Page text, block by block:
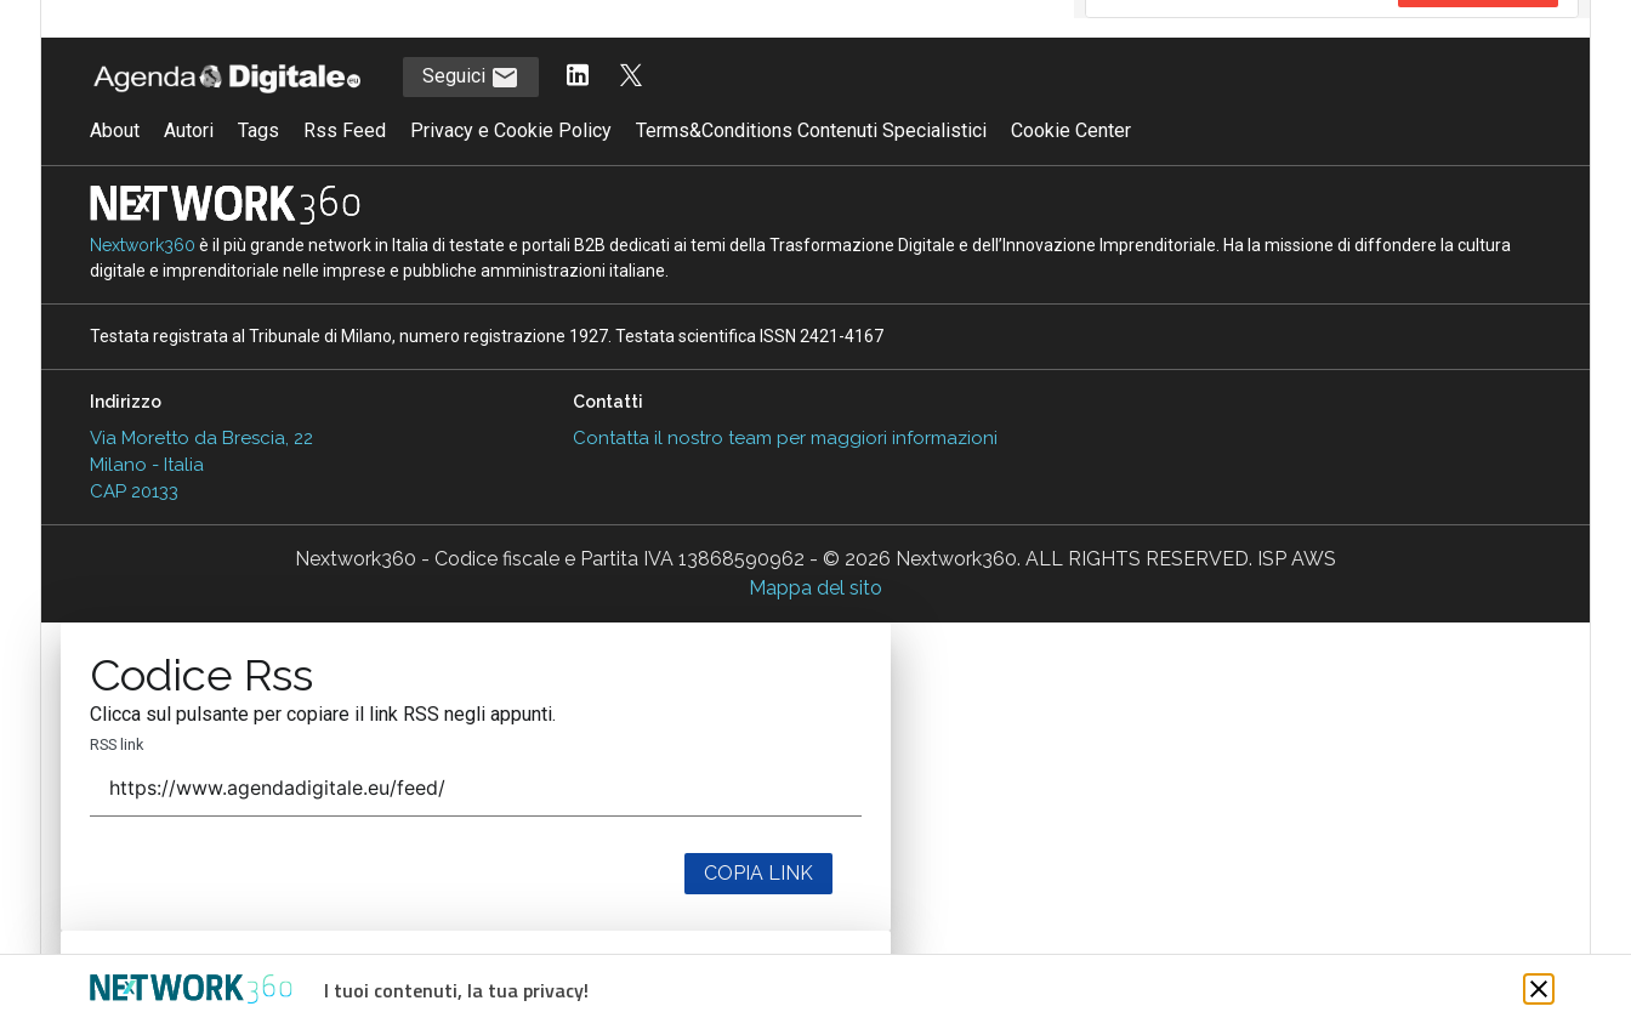
I tuoi contenuti, la tua privacy!
Seguici
About Autori Tags Rss Feed Privacy e Cookie Policy Terms&Conditions Contenuti Specialistici Cookie Center
Nextwork360 è il più grande network in Italia di testate e portali B2B dedicati ai temi della Trasformazione Digitale e dell’Innovazione Imprenditoriale. Ha la missione di diffondere la cultura
digitale e imprenditoriale nelle imprese e pubbliche amministrazioni italiane.
Testata registrata al Tribunale di Milano, numero registrazione 1927. Testata scientifica ISSN 2421-4167
Indirizzo
Via Moretto da Brescia, 22
Milano - Italia
CAP 20133
Contatti
Contatta il nostro team per maggiori informazioni
Nextwork360 - Codice fiscale e Partita IVA 13868590962 - © 2026 Nextwork360. ALL RIGHTS RESERVED. ISP AWS
Mappa del sito
Codice Rss
Clicca sul pulsante per copiare il link RSS negli appunti.
RSS link
COPIA LINK
Codice Rss